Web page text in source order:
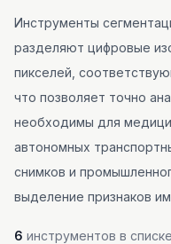
Инструменты
разделяют цифровые
пикселей,
что позволяет точно
необходимы для
автономных
снимков и
выделение признаков
6 инструментов в списке